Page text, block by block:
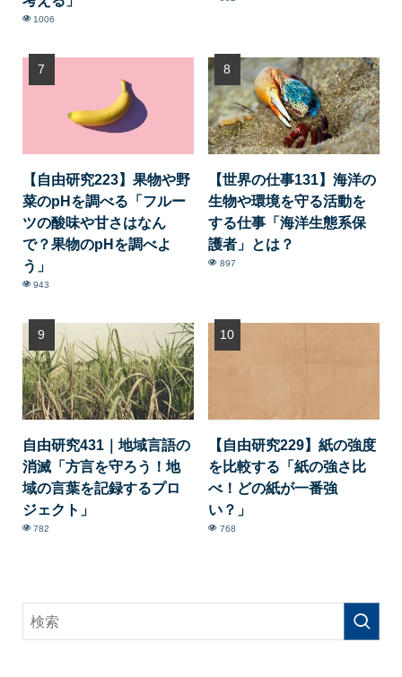
1006
【自由研究223】果物や野
菜のpHを調べる「フルー
ツの酸味や甘さはなん
で？果物のpHを調べよ
う」
943
【世界の仕事131】海洋の
生物や環境を守る活動を
する仕事「海洋生態系保
護者」とは？
897
自由研究431｜地域言語の
消滅「方言を守ろう！地
域の言葉を記録するプロ
ジェクト」
782
【自由研究229】紙の強度
を比較する「紙の強さ比
べ！どの紙が一番強
い？」
768